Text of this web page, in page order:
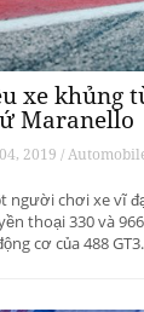
xe khủng
Maranello
2019 /
chơi xe vĩ
thoại 330 và
cơ của 488 GT3.